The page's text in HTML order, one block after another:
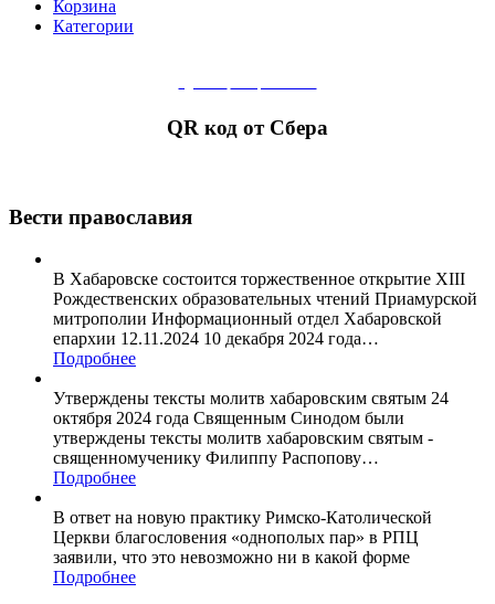
Корзина
Категории
QR код от Сбера
Вести православия
В Хабаровске состоится торжественное открытие XIII
Рождественских образовательных чтений Приамурской
митрополии Информационный отдел Хабаровской
епархии 12.11.2024 10 декабря 2024 года…
Подробнее
Утверждены тексты молитв хабаровским святым 24
октября 2024 года Священным Синодом были
утверждены тексты молитв хабаровским святым -
священномученику Филиппу Распопову…
Подробнее
В ответ на новую практику Римско-Католической
Церкви благословения «однополых пар» в РПЦ
заявили, что это невозможно ни в какой форме
Подробнее